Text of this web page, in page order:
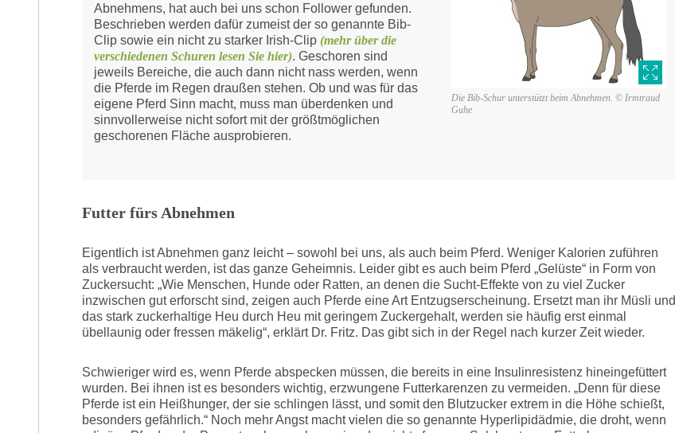
Die Bib-Schur unterstützt beim Abnehmen. © Irmtraud
Guhe
Abnehmens, hat auch bei uns schon Follower gefunden.
Beschrieben werden dafür zumeist der so genannte Bib-
Clip sowie ein nicht zu starker Irish-Clip (mehr über die
verschiedenen Schuren lesen Sie hier). Geschoren sind
jeweils Bereiche, die auch dann nicht nass werden, wenn
die Pferde im Regen draußen stehen. Ob und was für das
eigene Pferd Sinn macht, muss man überdenken und
sinnvollerweise nicht sofort mit der größtmöglichen
geschorenen Fläche ausprobieren.
Futter fürs Abnehmen
Eigentlich ist Abnehmen ganz leicht – sowohl bei uns, als auch beim Pferd. Weniger Kalorien zuführen
als verbraucht werden, ist das ganze Geheimnis. Leider gibt es auch beim Pferd „Gelüste“ in Form von
Zuckersucht: „Wie Menschen, Hunde oder Ratten, an denen die Sucht-Effekte von zu viel Zucker
inzwischen gut erforscht sind, zeigen auch Pferde eine Art Entzugserscheinung. Ersetzt man ihr Müsli und
das stark zuckerhaltige Heu durch Heu mit geringem Zuckergehalt, werden sie häufig erst einmal
übellaunig oder fressen mäkelig“, erklärt Dr. Fritz. Das gibt sich in der Regel nach kurzer Zeit wieder.
Schwieriger wird es, wenn Pferde abspecken müssen, die bereits in eine Insulinresistenz hineingefüttert
wurden. Bei ihnen ist es besonders wichtig, erzwungene Futterkarenzen zu vermeiden. „Denn für diese
Pferde ist ein Heißhunger, der sie schlingen lässt, und somit den Blutzucker extrem in die Höhe schießt,
besonders gefährlich.“ Noch mehr Angst macht vielen die so genannte Hyperlipidädmie, die droht, wenn